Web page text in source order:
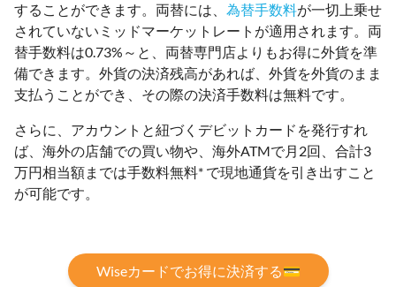
することができます。両替には、 為替手数料が一切上乗せ
されていないミッドマーケットレートが適用されます。両
替手数料は0.73%～と、両替専門店よりもお得に外貨を準
備できます。外貨の決済残高があれば、外貨を外貨のまま
支払うことができ、その際の決済手数料は無料です。
さらに、アカウントと紐づくデビットカードを発行すれ
ば、海外の店舗での買い物や、海外ATMで月2回、合計3
万円相当額までは手数料無料* で現地通貨を引き出すこと
が可能です。
Wiseカードでお得に決済する💳